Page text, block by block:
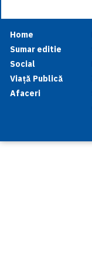
Home
Sumar editie
Social
Viață Publică
Afaceri